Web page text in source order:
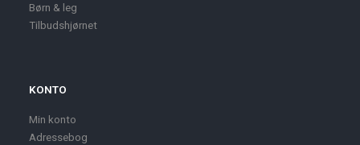
Børn & leg
Tilbudshjørnet
KONTO
Min konto
Adressebog